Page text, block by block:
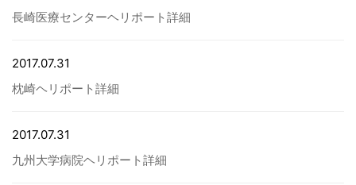
⾧崎医療センターヘリポート詳細
2017.07.31
枕崎ヘリポート詳細
2017.07.31
九州大学病院ヘリポート詳細